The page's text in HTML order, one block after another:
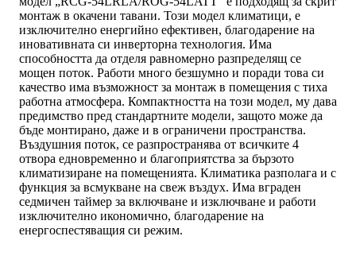
монтаж в окачени тавани. Този модел климатици, е
изключително енергийно ефективен, благодарение на
иновативната си инверторна технология. Има
способността да отделя равномерно разпределящ се
мощен поток. Работи много безшумно и поради това си
качество има възможност за монтаж в помещения с тиха
работна атмосфера. Компактността на този модел, му дава
предимство пред стандартните модели, защото може да
бъде монтирано, даже и в ограничени пространства.
Въздушния поток, се разпространява от всичките 4
отвора едновременно и благоприятства за бързото
климатизиране на помещенията. Климатика разполага и с
функция за всмукване на свеж въздух. Има вграден
седмичен таймер за включване и изключване и работи
изключително икономично, благодарение на
енергоспестяващия си режим.